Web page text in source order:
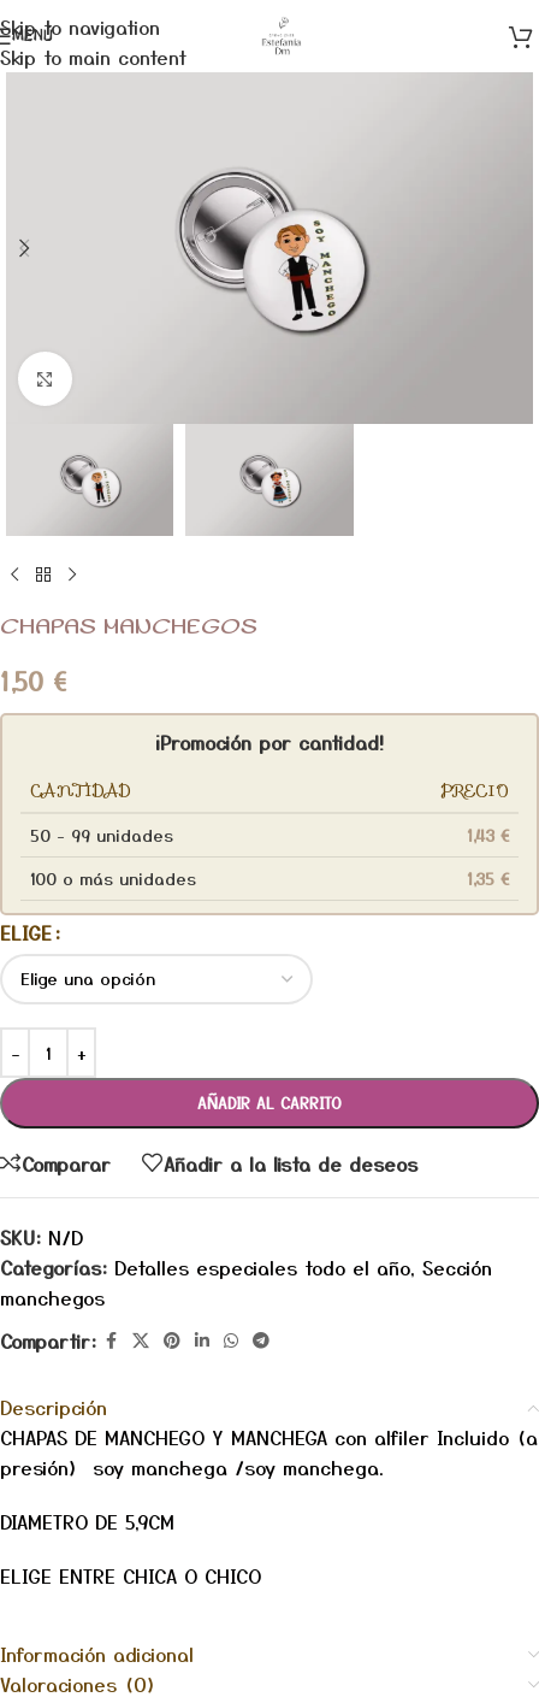
Skip to navigation
Skip to main content
MENÚ
Clic para ampliar
CHAPAS MANCHEGOS
1,50 €
¡Promoción por cantidad!
CANTIDAD PRECIO
50 - 99 unidades 1,43 €
100 o más unidades
1,35 €
ELIGE
AÑADIR AL CARRITO
Comparar Añadir a la lista de deseos
SKU: N/D
Categorías: Detalles especiales todo el año, Sección
manchegos
Compartir:
Descripción
CHAPAS DE MANCHEGO Y MANCHEGA con alfiler Incluido (a
presión) soy manchega /soy manchega.
DIAMETRO DE 5,9CM
ELIGE ENTRE CHICA O CHICO
Información adicional
Valoraciones (0)